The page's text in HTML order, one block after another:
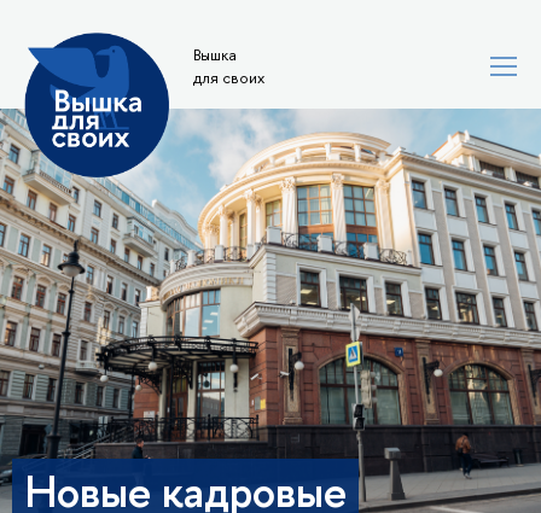
Вышка
для своих
Новые кадровые